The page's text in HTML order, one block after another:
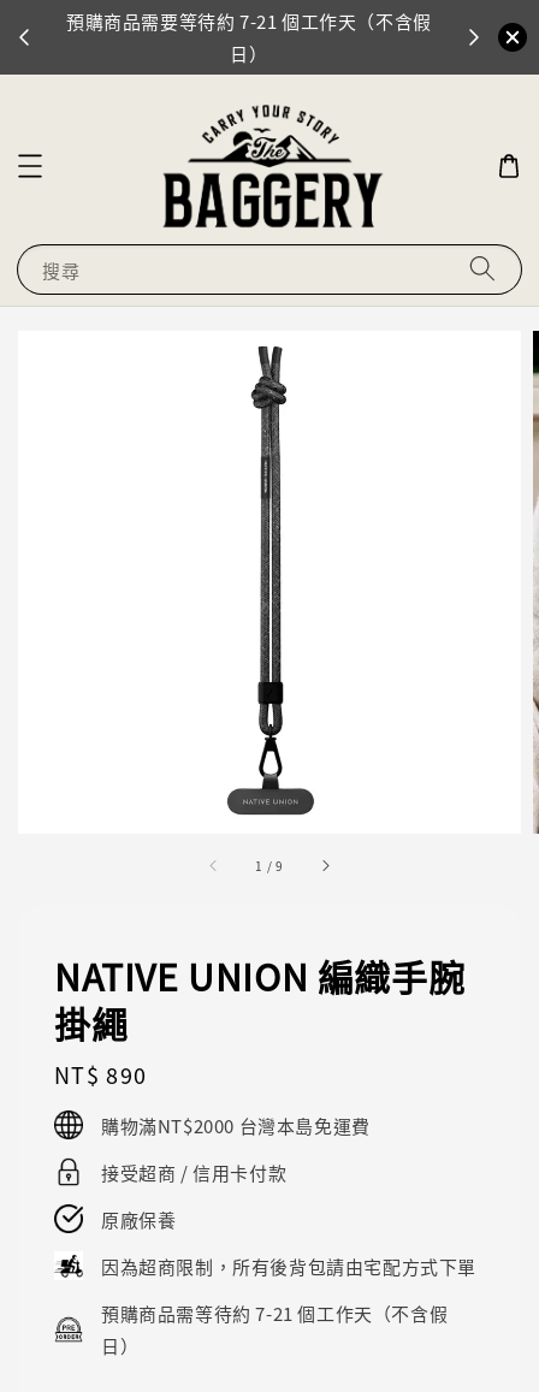
預購商品需要等待約 7-21 個工作天（不含假
日）
門市地
搜尋
1 /9
NATIVE UNION 編織手腕
掛繩
Regular
price
NT$ 890
購物滿NT$2000 台灣本島免運費
接受超商 / 信用卡付款
原廠保養
因為超商限制，所有後背包請由宅配方式下單
預購商品需等待約 7-21 個工作天（不含假
日）